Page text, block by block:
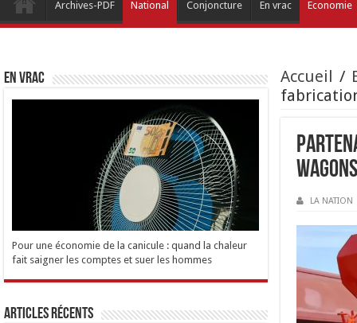
Archives-PDF National Conjoncture En vrac Economie
Accueil /
LA NATION
EN VRAC
Pour une économie de la canicule : quand la chaleur
fait saigner les comptes et suer les hommes
Articles Récents